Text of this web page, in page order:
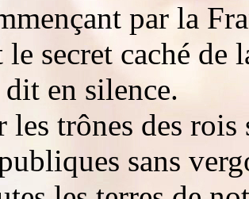
par la
le secret caché de
en silence.
les trônes des rois
sans